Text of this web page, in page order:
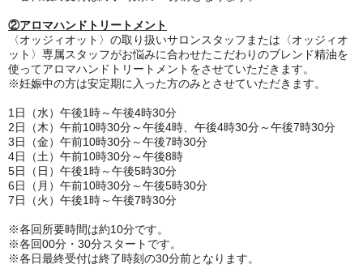
②アロマハンドトリートメント
〈オッジィオット〉の取り扱いサロンスタッフまたは〈オッジィオ
ット〉専属スタッフがお悩みに合わせたこだわりのブレンド精油を
使ってアロマハンドトリートメントをさせていただきます。
※妊娠中の方は安定期に入った方のみとさせていただきます。
1日（水）午後1時～午後4時30分
2日（木）午前10時30分～午後4時、午後4時30分～午後7時30分
3日（金）午前10時30分～午後7時30分
4日（土）午前10時30分～午後8時
5日（日）午後1時～午後5時30分
6日（月）午前10時30分～午後5時30分
7日（火）午後1時～午後7時30分
※各回所要時間は約10分です。
※各回00分・30分スタートです。
※各日最終受付は終了時刻の30分前となります。